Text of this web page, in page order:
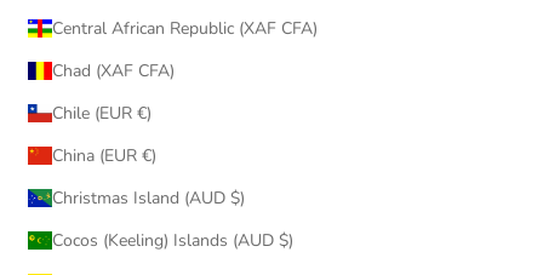
Central African Republic (XAF CFA)
Chad (XAF CFA)
Chile (EUR €)
China (EUR €)
Christmas Island (AUD $)
Cocos (Keeling) Islands (AUD $)